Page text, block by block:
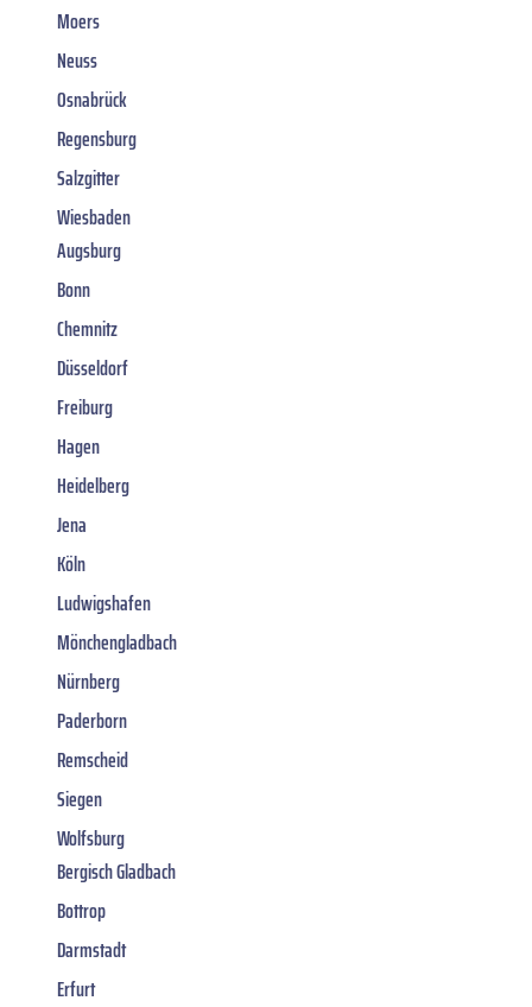
Moers
Neuss
Osnabrück
Regensburg
Salzgitter
Wiesbaden
Augsburg
Bonn
Chemnitz
Düsseldorf
Freiburg
Hagen
Heidelberg
Jena
Köln
Ludwigshafen
Mönchengladbach
Nürnberg
Paderborn
Remscheid
Siegen
Wolfsburg
Bergisch Gladbach
Bottrop
Darmstadt
Erfurt